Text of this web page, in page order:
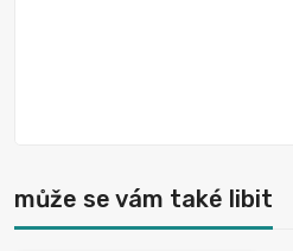
může se vám také libit